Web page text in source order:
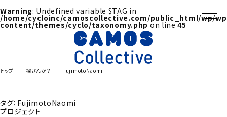
Warning: Undefined variable $TAG in
/home/cycloinc/camoscollective.com/public_html/wp/
content/themes/cyclo/taxonomy.phpon line45
トップ 探さんか？ FujimotoNaomi
タグ：FujimotoNaomi
プロジェクト